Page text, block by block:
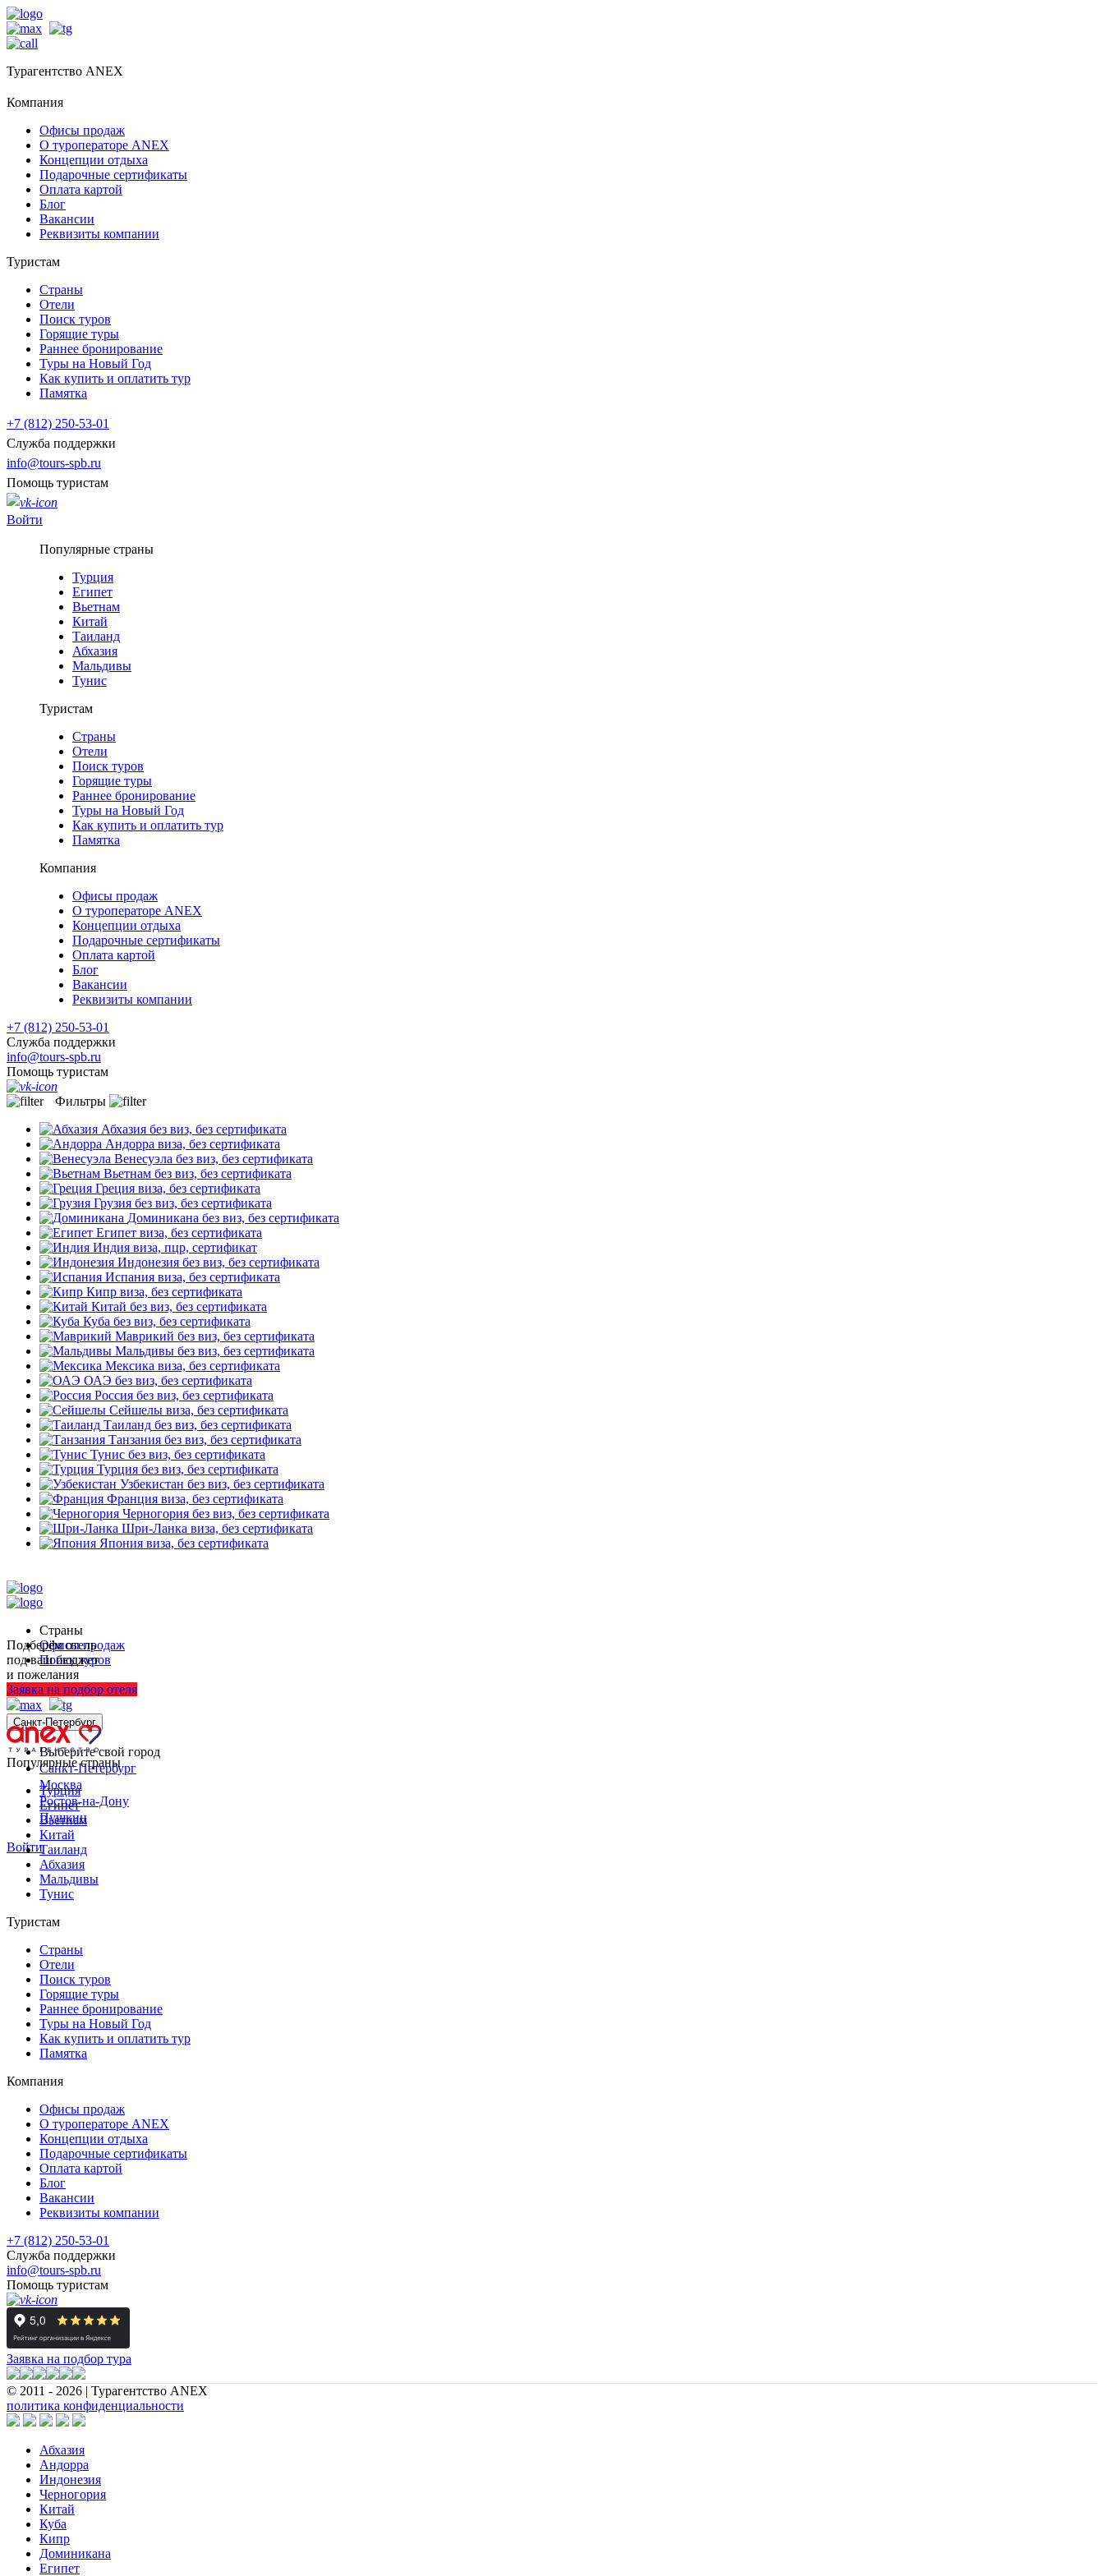
Турагентство ANEX
Компания
Офисы продаж
О туроператоре ANEX
Концепции отдыха
Подарочные сертификаты
Оплата картой
Блог
Вакансии
Реквизиты компании
Туристам
Страны
Отели
Поиск туров
Горящие туры
Раннее бронирование
Туры на Новый Год
Как купить и оплатить тур
Памятка
+7 (812) 250-53-01
Служба поддержки
info@tours-spb.ru
Помощь туристам
Войти
Популярные страны
Турция
Египет
Вьетнам
Китай
Таиланд
Абхазия
Мальдивы
Тунис
Туристам
Страны
Отели
Поиск туров
Горящие туры
Раннее бронирование
Туры на Новый Год
Как купить и оплатить тур
Памятка
Компания
Офисы продаж
О туроператоре ANEX
Концепции отдыха
Подарочные сертификаты
Оплата картой
Блог
Вакансии
Реквизиты компании
+7 (812) 250-53-01
Служба поддержки
info@tours-spb.ru
Помощь туристам
Фильтры
Абхазия без виз, без сертификата
Андорра виза, без сертификата
Венесуэла без виз, без сертификата
Вьетнам без виз, без сертификата
Греция виза, без сертификата
Грузия без виз, без сертификата
Доминикана без виз, без сертификата
Египет виза, без сертификата
Индия виза, пцр, сертификат
Индонезия без виз, без сертификата
Испания виза, без сертификата
Кипр виза, без сертификата
Китай без виз, без сертификата
Куба без виз, без сертификата
Маврикий без виз, без сертификата
Мальдивы без виз, без сертификата
Мексика виза, без сертификата
ОАЭ без виз, без сертификата
Россия без виз, без сертификата
Сейшелы виза, без сертификата
Таиланд без виз, без сертификата
Танзания без виз, без сертификата
Тунис без виз, без сертификата
Турция без виз, без сертификата
Узбекистан без виз, без сертификата
Франция виза, без сертификата
Черногория без виз, без сертификата
Шри-Ланка виза, без сертификата
Япония виза, без сертификата
Страны
Офисы продаж
Поиск туров
+7 (812) 250-53-01
Санкт-Петербург
Выберите свой город
Санкт-Петербург
Москва
Ростов-на-Дону
Пушкин
Войти
Подберём отель
под ваш бюджет
и пожелания
Заявка на подбор отеля
Популярные страны
Турция
Египет
Вьетнам
Китай
Таиланд
Абхазия
Мальдивы
Тунис
Туристам
Страны
Отели
Поиск туров
Горящие туры
Раннее бронирование
Туры на Новый Год
Как купить и оплатить тур
Памятка
Компания
Офисы продаж
О туроператоре ANEX
Концепции отдыха
Подарочные сертификаты
Оплата картой
Блог
Вакансии
Реквизиты компании
+7 (812) 250-53-01
Служба поддержки
info@tours-spb.ru
Помощь туристам
Заявка на подбор тура
© 2011 - 2026 | Турагентство ANEX
политика конфиденциальности
Абхазия
Андорра
Индонезия
Черногория
Китай
Куба
Кипр
Доминикана
Египет